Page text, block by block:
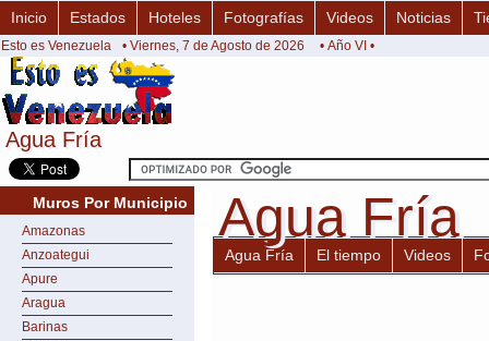
Agua Fría
Agua Fría
Inicio Estados Hoteles Fotografías Videos Noticias
Esto es Venezuela • Viernes, 7 de Agosto de 2026 • Año VI •
Muros Por Municipio
Amazonas
Anzoategui
Apure
Aragua
Barinas
Agua Fría
Agua Fría
Agua Fría El tiempo Videos